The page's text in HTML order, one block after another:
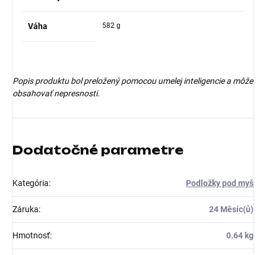
Váha 582 g
Popis produktu bol preložený pomocou umelej inteligencie a môže
obsahovať nepresnosti.
Dodatočné parametre
Kategória: Podložky pod myš
Záruka: 24 Měsíc(ů)
Hmotnosť: 0.64 kg